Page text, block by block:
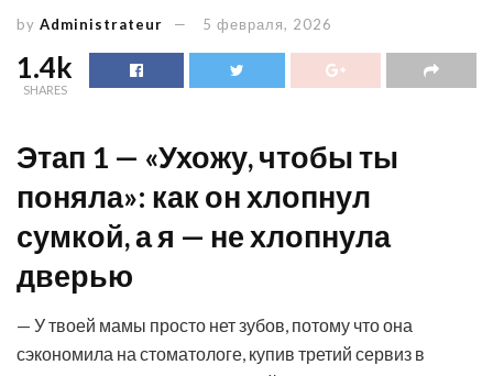
by Administrateur 5 февраля, 2026
1.4k
SHARES
Этап 1 — «Ухожу, чтобы ты
поняла»: как он хлопнул
сумкой, а я — не хлопнула
дверью
— У твоей мамы просто нет зубов, потому что она
сэкономила на стоматологе, купив третий сервиз в